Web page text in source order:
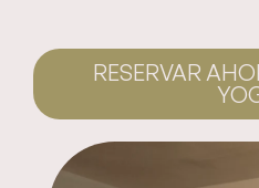
RESERVAR